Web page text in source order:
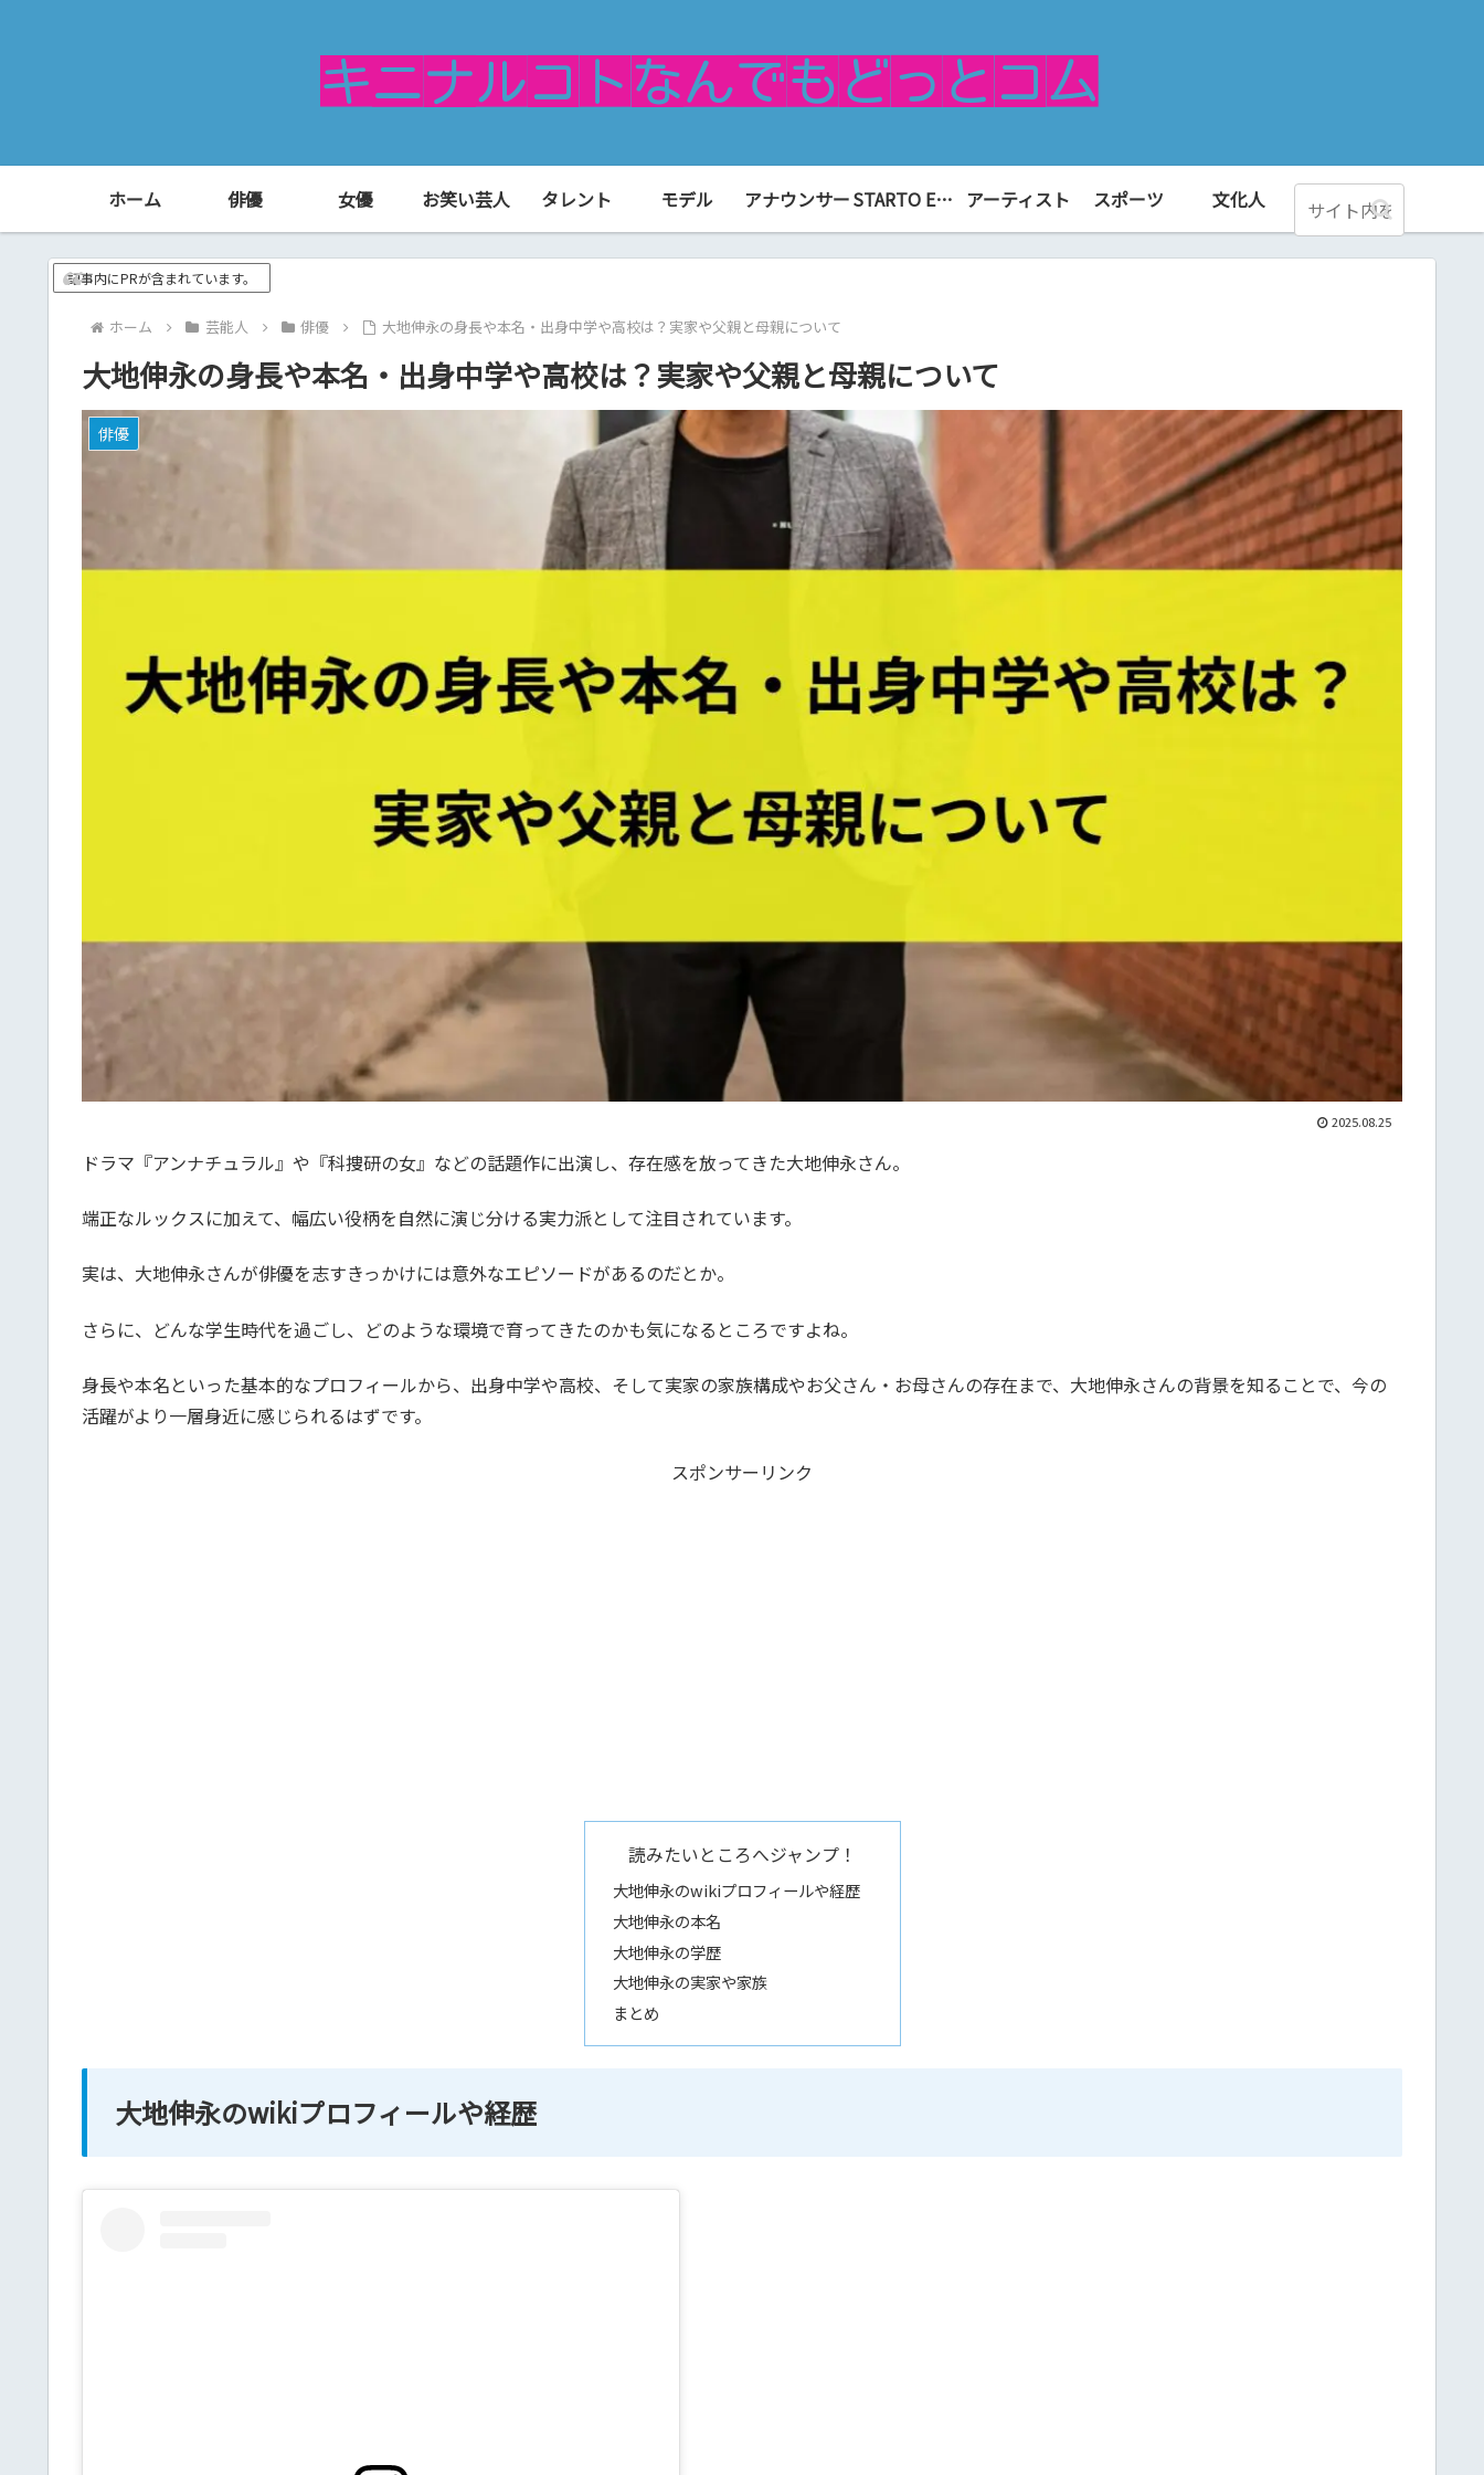
ホーム 俳優 女優 お笑い芸人 タレント モデル アナウンサー STARTO ENTERTAINMENT（旧ジャニーズ） アーティスト スポーツ 文化人
記事内にPRが含まれています。
ホーム 芸能人 俳優 大地伸永の身長や本名・出身中学や高校は？実家や父親と母親について
大地伸永の身長や本名・出身中学や高校は？実家や父親と母親について
俳優
2025.08.25
ドラマ『アンナチュラル』や『科捜研の女』などの話題作に出演し、存在感を放ってきた大地伸永さん。
端正なルックスに加えて、幅広い役柄を自然に演じ分ける実力派として注目されています。
実は、大地伸永さんが俳優を志すきっかけには意外なエピソードがあるのだとか。
さらに、どんな学生時代を過ごし、どのような環境で育ってきたのかも気になるところですよね。
身長や本名といった基本的なプロフィールから、出身中学や高校、そして実家の家族構成やお父さん・お母さんの存在まで、大地伸永さんの背景を知ることで、今の
活躍がより一層身近に感じられるはずです。
スポンサーリンク
読みたいところへジャンプ！
大地伸永のwikiプロフィールや経歴
大地伸永の本名
大地伸永の学歴
大地伸永の実家や家族
まとめ
大地伸永のwikiプロフィールや経歴